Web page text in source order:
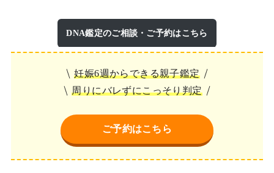
DNA鑑定のご相談・ご予約はこちら
妊娠6週からできる親子鑑定
周りにバレずにこっそり判定
ご予約はこちら